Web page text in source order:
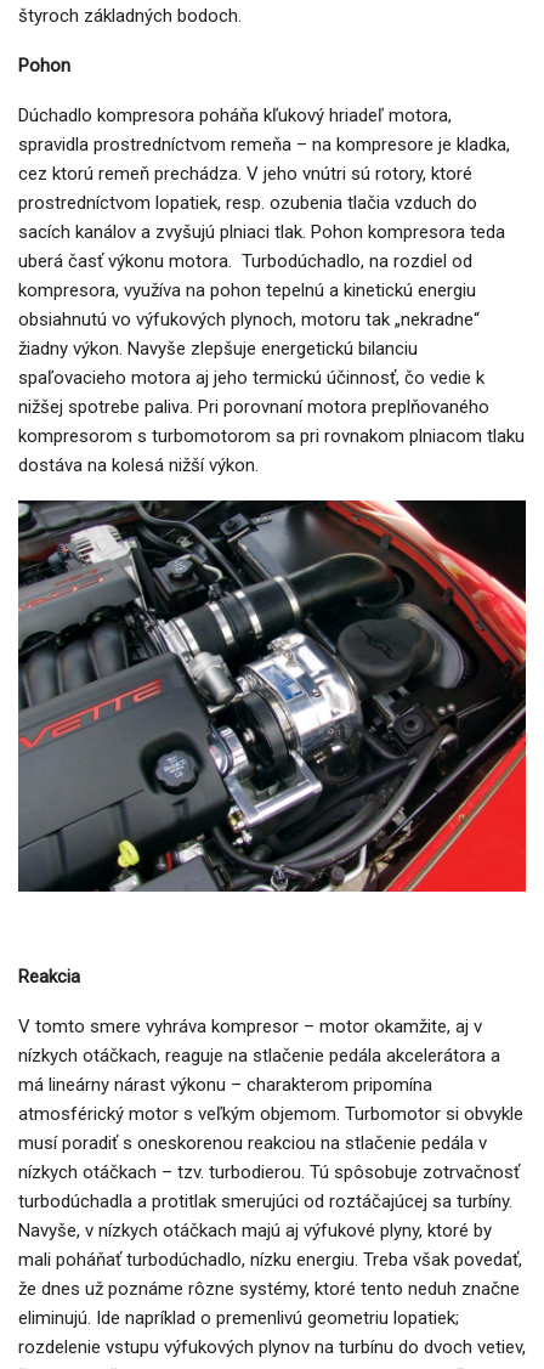
štyroch základných bodoch.
Pohon
Dúchadlo kompresora poháňa kľukový hriadeľ motora,
spravidla prostredníctvom remeňa – na kompresore je kladka,
cez ktorú remeň prechádza. V jeho vnútri sú rotory, ktoré
prostredníctvom lopatiek, resp. ozubenia tlačia vzduch do
sacích kanálov a zvyšujú plniaci tlak. Pohon kompresora teda
uberá časť výkonu motora. Turbodúchadlo, na rozdiel od
kompresora, využíva na pohon tepelnú a kinetickú energiu
obsiahnutú vo výfukových plynoch, motoru tak „nekradne“
žiadny výkon. Navyše zlepšuje energetickú bilanciu
spaľovacieho motora aj jeho termickú účinnosť, čo vedie k
nižšej spotrebe paliva. Pri porovnaní motora preplňovaného
kompresorom s turbomotorom sa pri rovnakom plniacom tlaku
dostáva na kolesá nižší výkon.
Reakcia
V tomto smere vyhráva kompresor – motor okamžite, aj v
nízkych otáčkach, reaguje na stlačenie pedála akcelerátora a
má lineárny nárast výkonu – charakterom pripomína
atmosférický motor s veľkým objemom. Turbomotor si obvykle
musí poradiť s oneskorenou reakciou na stlačenie pedála v
nízkych otáčkach – tzv. turbodierou. Tú spôsobuje zotrvačnosť
turbodúchadla a protitlak smerujúci od roztáčajúcej sa turbíny.
Navyše, v nízkych otáčkach majú aj výfukové plyny, ktoré by
mali poháňať turbodúchadlo, nízku energiu. Treba však povedať,
že dnes už poznáme rôzne systémy, ktoré tento neduh značne
eliminujú. Ide napríklad o premenlivú geometriu lopatiek;
rozdelenie vstupu výfukových plynov na turbínu do dvoch vetiev,